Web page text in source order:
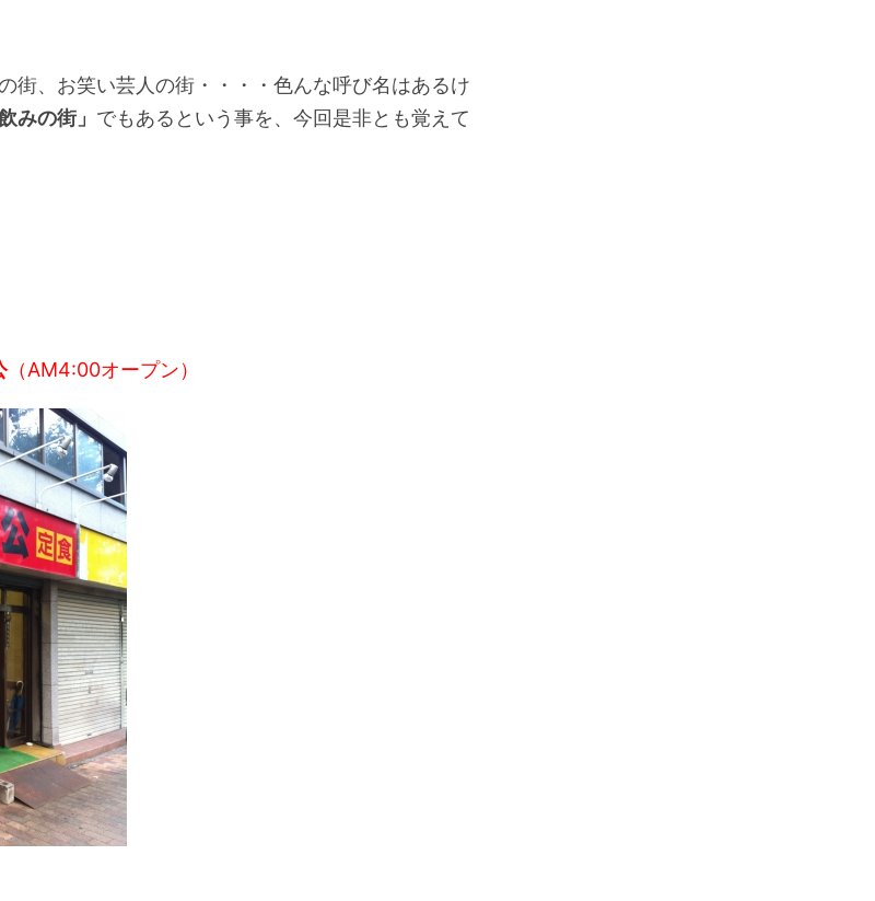
街、お笑い芸人の街・・・・色んな呼び名はあるけ
みの街」 でもあるという事を、今回是非とも覚えて
（AM4:00オープン）